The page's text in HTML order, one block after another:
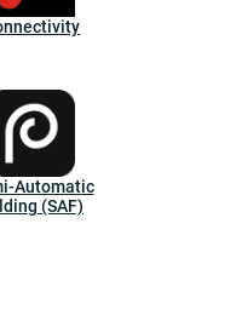
Automatic
(SAF)